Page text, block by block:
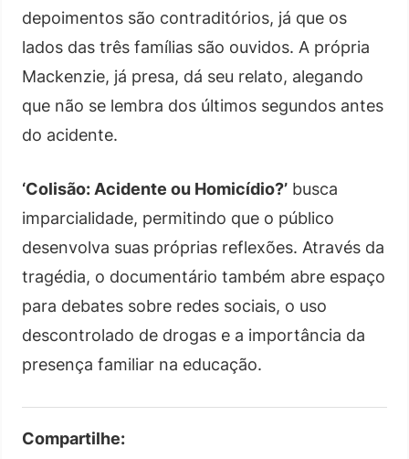
depoimentos são contraditórios, já que os
lados das três famílias são ouvidos. A própria
Mackenzie, já presa, dá seu relato, alegando
que não se lembra dos últimos segundos antes
do acidente.
‘Colisão: Acidente ou Homicídio?’ busca
imparcialidade, permitindo que o público
desenvolva suas próprias reflexões. Através da
tragédia, o documentário também abre espaço
para debates sobre redes sociais, o uso
descontrolado de drogas e a importância da
presença familiar na educação.
Compartilhe: